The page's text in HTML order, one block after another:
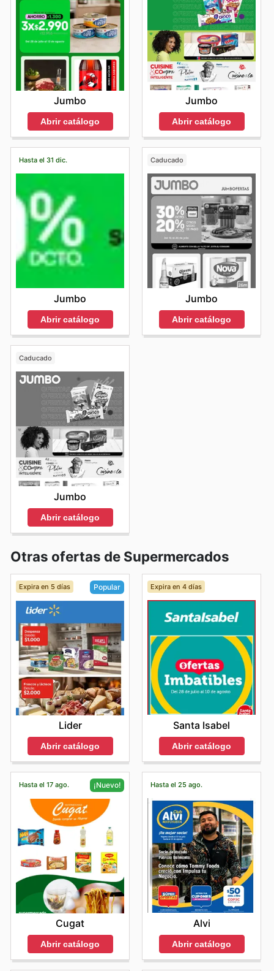
Jumbo
Abrir catálogo
Jumbo
Abrir catálogo
Hasta el 31 dic.
Jumbo
Abrir catálogo
Caducado
Jumbo
Abrir catálogo
Caducado
Jumbo
Abrir catálogo
Otras ofertas de Supermercados
Expira en 5 días Popular
Lider
Abrir catálogo
Expira en 4 días
Santa Isabel
Abrir catálogo
Hasta el 17 ago. ¡Nuevo!
Cugat
Abrir catálogo
Hasta el 25 ago.
Alvi
Abrir catálogo